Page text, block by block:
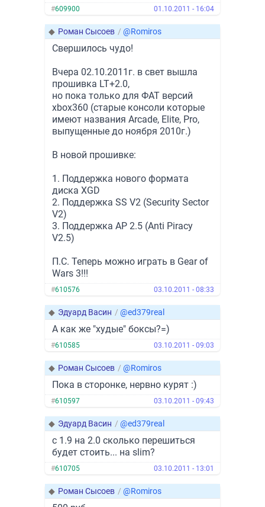
#609900 01.10.2011 - 16:04
◆ Роман Сысоев / @Romiros
Свершилось чудо!
Вчера 02.10.2011г. в свет вышла
прошивка LT+2.0,
но пока только для ФАТ версий
xbox360 (старые консоли которые
имеют названия Arcade, Elite, Pro,
выпущенные до ноября 2010г.)
В новой прошивке:
1. Поддержка нового формата
диска XGD
2. Поддержка SS V2 (Security Sector
V2)
3. Поддержка AP 2.5 (Anti Piracy
V2.5)
П.С. Теперь можно играть в Gear of
Wars 3!!!
#610576 03.10.2011 - 08:33
◆ Эдуард Васин / @ed379real
А как же "худые" боксы?=)
#610585 03.10.2011 - 09:03
◆ Роман Сысоев / @Romiros
Пока в сторонке, нервно курят :)
#610597 03.10.2011 - 09:43
◆ Эдуард Васин / @ed379real
с 1.9 на 2.0 сколько перешиться
будет стоить... на slim?
#610705 03.10.2011 - 13:01
◆ Роман Сысоев / @Romiros